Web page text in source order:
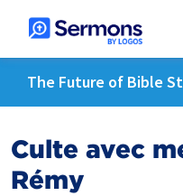
The Future of Bible
Culte avec
Rémy